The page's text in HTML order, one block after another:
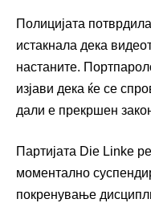
Полицијата
истакнала дека
настаните.
изјави дека ќе се
дали е прекршен
Партијата Die Linke
моментално
покренување